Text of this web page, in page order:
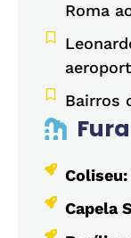
Roma
Bairros
Coliseu:
Capela